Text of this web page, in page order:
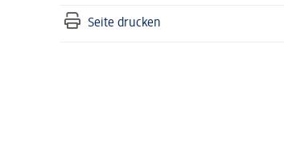
Seite drucken